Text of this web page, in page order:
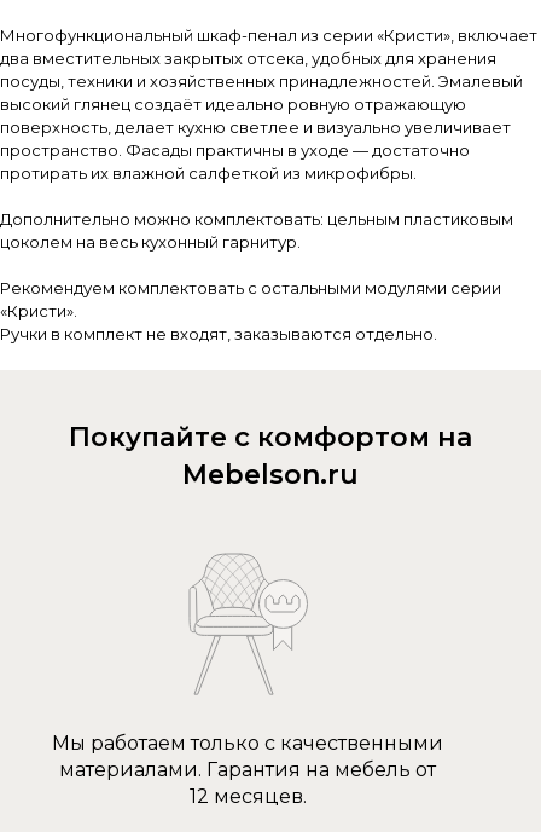
Многофункциональный шкаф-пенал из серии «Кристи», включает
два вместительных закрытых отсека, удобных для хранения
посуды, техники и хозяйственных принадлежностей. Эмалевый
высокий глянец создаёт идеально ровную отражающую
поверхность, делает кухню светлее и визуально увеличивает
пространство. Фасады практичны в уходе — достаточно
протирать их влажной салфеткой из микрофибры.
Дополнительно можно комплектовать: цельным пластиковым
цоколем на весь кухонный гарнитур.
Рекомендуем комплектовать с остальными модулями серии
«Кристи».
Ручки в комплект не входят, заказываются отдельно.
Покупайте с комфортом на
Mebelson.ru
Мы работаем только с качественными
материалами. Гарантия на мебель от
12 месяцев.